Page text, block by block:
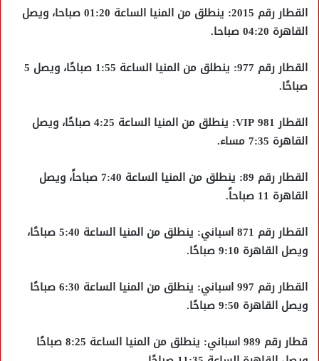
القطار رقم 2015: ينطلق من المنيا الساعة 01:20 صباحا، ويصل
القاهرة 04:20 صباحا.
القطار رقم 977: ينطلق من المنيا الساعة 1:55 صباحًا، ويصل 5
صباحًا.
القطار VIP 981: ينطلق من المنيا الساعة 4:25 صباحًا، ويصل
القاهرة 7:35 مساء.
القطار رقم 89: ينطلق من المنيا الساعة 7:40 صباحاً، ويصل
القاهرة 11 صباحاً.
القطار رقم 871 اسباني: ينطلق من المنيا الساعة 5:40 صباحًا،
ويصل القاهرة 9:10 صباحًا.
القطار رقم 997 اسباني: ينطلق من المنيا الساعة 6:30 صباحًا
ويصل القاهرة 9:50 صباحًا.
قطار رقم 989 اسباني: ينطلق من المنيا الساعة 8:25 صباحًا